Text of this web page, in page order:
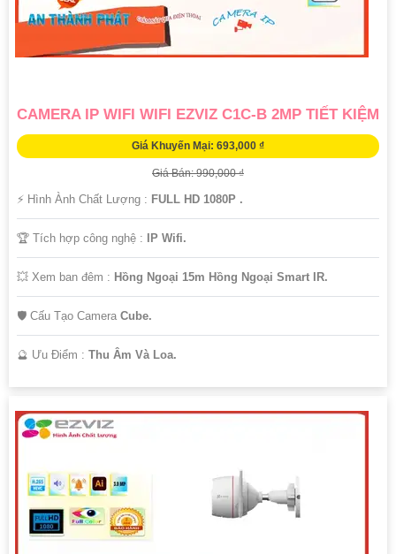
CAMERA IP WIFI WIFI EZVIZ C1C-B 2MP TIẾT KIỆM
Giá Khuyến Mại: 693,000 ₫
Giá Bán: 990,000 ₫
️⚡ Hình Ành Chất Lượng : FULL HD 1080P .
🏆 Tích hợp công nghệ : IP Wifi.
💥 Xem ban đêm : Hồng Ngoại 15m Hồng Ngoại Smart IR.
🛡 Cấu Tạo Camera Cube.
️🔮 Ưu Điểm : Thu Âm Và Loa.